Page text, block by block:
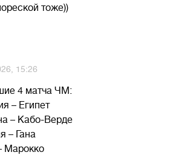
тоже))
15:26
4 матча ЧМ:
– Египет
– Кабо-Верде
– Гана
Марокко